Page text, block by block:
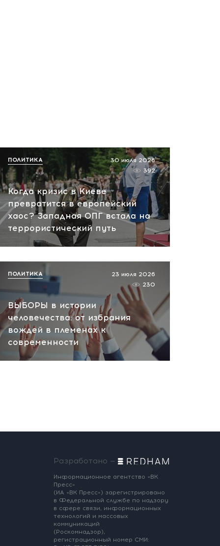
Когда кризис в Киеве
превратится в европейский
хаос? Западная ОПГ встала на
террористический путь
30 июля 2026
392
ПОЛИТИКА
ВЫБОРЫ в истории
человечества: от избрания
вождей в племенах к
современности
23 июля 2026
230
ПОЛИТИКА
Разработано —
Информационное агентство «ВК
Пресс»
(ИА «ВК Пресс») зарегистрировано
в Федеральной службе по надзору
в сфере связи, информационных
технологий и массовых
коммуникаций
(Роскомнадзор),
регистрационный номер СМИ: